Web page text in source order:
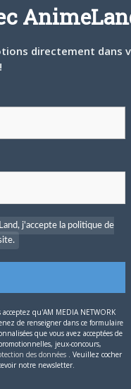
originel.»
POUR RÉPONDRE
peu parlé, il
France ! Les
qu'ils voient
Mais à
au cinéma, et
de tous ! C'est
ce film sera
!!!
Le film aurait
sera pour
directement dans
j'accepte la politique de
qu'AM MEDIA NETWORK
de renseigner dans ce formulaire
que vous avez acceptées de
jeux-concours,
des données . Veuillez cocher
notre newsletter.